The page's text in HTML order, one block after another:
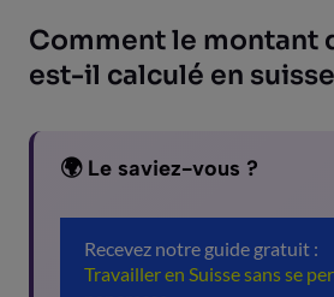
Comment le montant
est-il calculé en
🌍 Le saviez-vous ?